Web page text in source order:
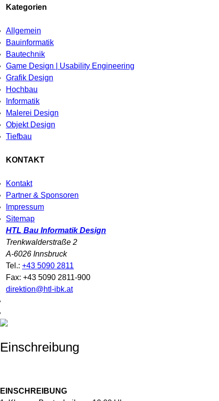
Kategorien
Allgemein
Bauinformatik
Bautechnik
Game Design | Usability Engineering
Grafik Design
Hochbau
Informatik
Malerei Design
Objekt Design
Tiefbau
KONTAKT
Kontakt
Partner & Sponsoren
Impressum
Sitemap
HTL Bau Informatik Design
Trenkwalderstraße 2
A-6026 Innsbruck
Tel.: +43 5090 2811
Fax: +43 5090 2811-900
direktion@htl-ibk.at
Einschreibung
EINSCHREIBUNG